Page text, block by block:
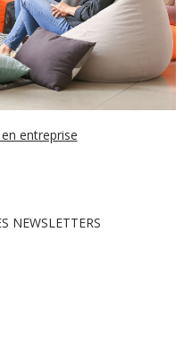
entreprise
NEWSLETTERS